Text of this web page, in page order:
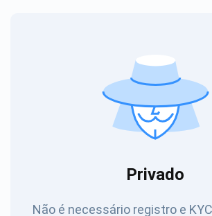
Privado
Não é necessário registro e